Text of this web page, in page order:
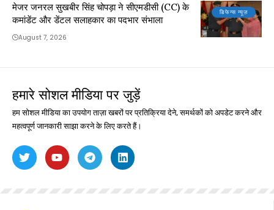
डिफेन्स न्यूज़
मेजर जनरल सुखबीर सिंह चोपड़ा ने सीएमडीसी (CC) के
कमांडेंट और डेंटल सलाहकार का पदभार संभाला
August 7, 2026
हमारे सोशल मीडिया पर जुड़ें
हम सोशल मीडिया का उपयोग ताज़ा खबरों पर प्रतिक्रिया देने, समर्थकों को अपडेट करने और
महत्वपूर्ण जानकारी साझा करने के लिए करते हैं।